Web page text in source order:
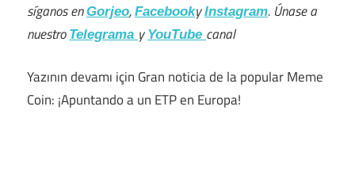
síganos enGorjeo, FacebookyInstagram. Únase a
nuestro Telegrama y YouTube canal
Yazının devamı için Gran noticia de la popular Meme
Coin: ¡Apuntando a un ETP en Europa!